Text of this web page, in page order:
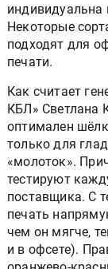
индивидуальна
Некоторые
подходят для
печати.
Как считает
КБЛ» Светлана
оптимален
только для
«молоток».
тестируют
поставщика. С
печать
чем он мягче,
и в офсете).